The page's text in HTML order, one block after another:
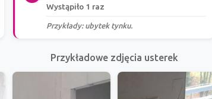
Wystąpiło 1 raz
Przykłady: ubytek tynku.
Przykładowe zdjęcia usterek